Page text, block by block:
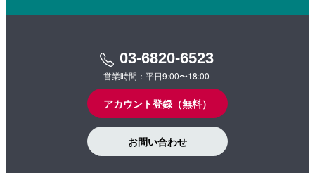
03-6820-6523
営業時間：平日9:00〜18:00
アカウント登録（無料）
お問い合わせ